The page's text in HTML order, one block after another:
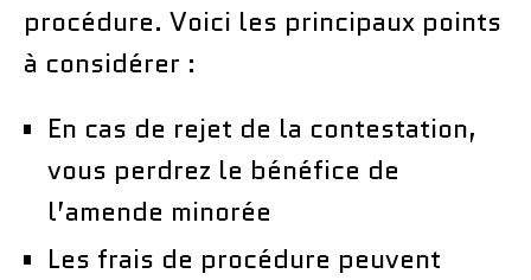
procédure. Voici les principaux points
à considérer :
En cas de rejet de la contestation,
vous perdrez le bénéfice de
l’amende minorée
Les frais de procédure peuvent